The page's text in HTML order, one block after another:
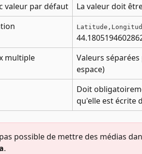
valeur par défaut
La valeur doit
multiple
Valeurs
espace)
Doit
qu'elle est écrite
possible de mettre des médias
.